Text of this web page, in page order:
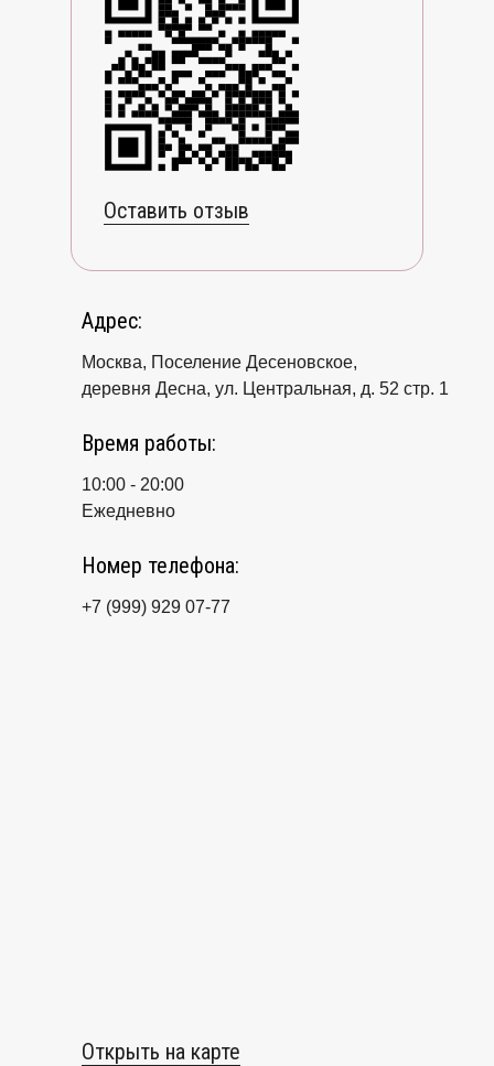
Москва, Поселение Десеновское,
деревня Десна, ул. Центральная, д. 52 стр. 1
10:00 - 20:00
Ежедневно
+7 (999) 929 07-77
Адрес:
Время работы:
Номер телефона:
Оставить отзыв
Открыть на карте